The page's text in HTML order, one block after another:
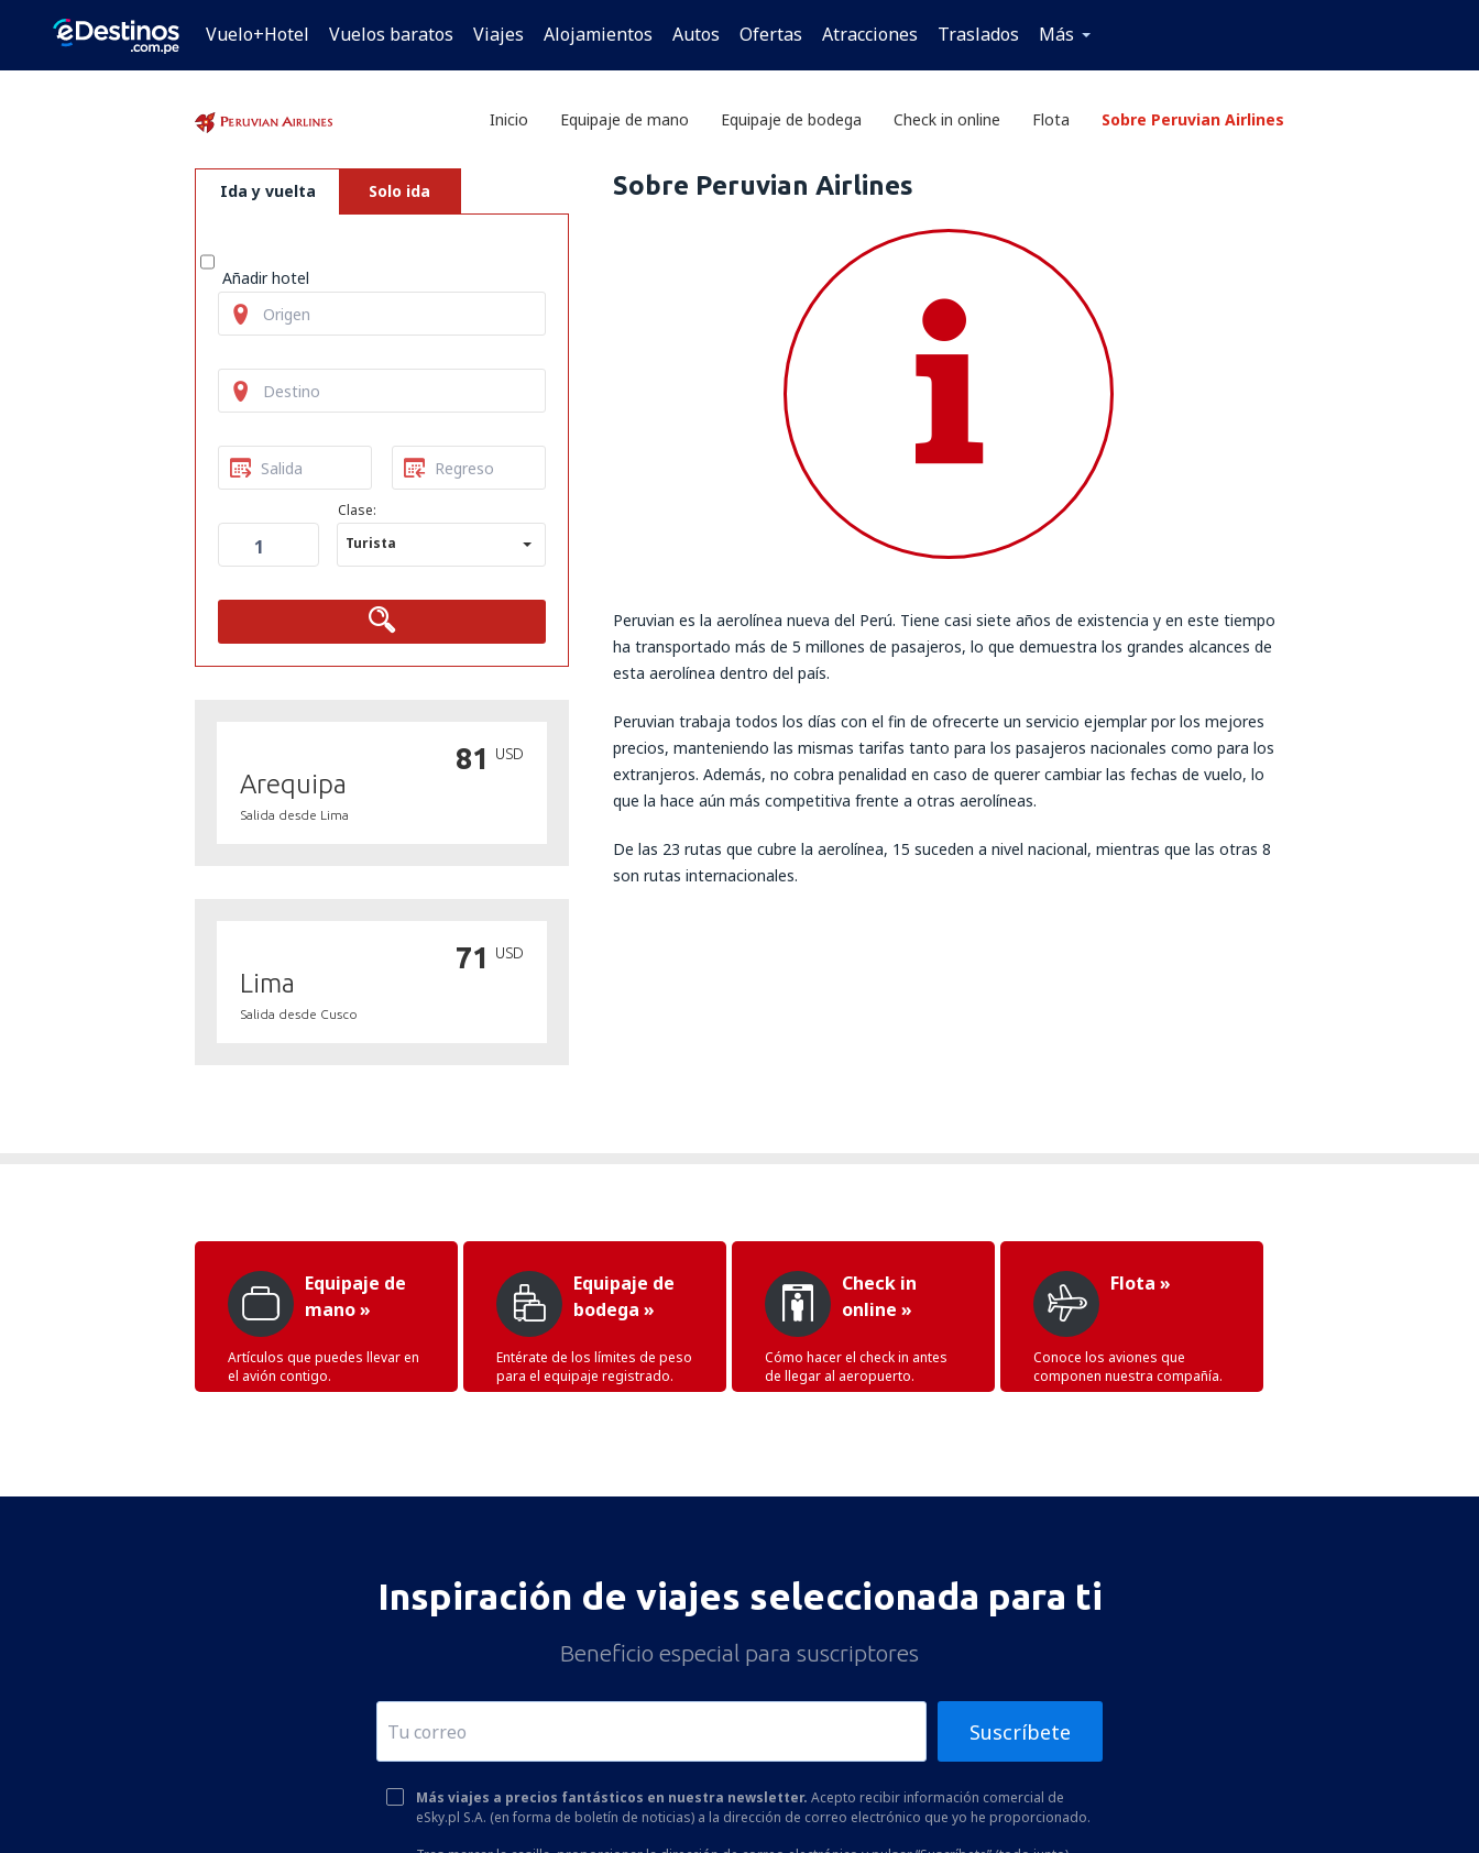
Vuelo+Hotel Vuelos baratos Viajes Alojamientos Autos Ofertas Atracciones Traslados Más
Inicio Equipaje de mano Equipaje de bodega Check in online Flota Sobre Peruvian Airlines
Ida y vuelta Solo ida
Clase:
Turista
Añadir hotel
1
Arequipa
Salida desde Lima
81 USD
Lima
Salida desde Cusco
71 USD
Sobre Peruvian Airlines
Peruvian es la aerolínea nueva del Perú. Tiene casi siete años de existencia y en este tiempo
ha transportado más de 5 millones de pasajeros, lo que demuestra los grandes alcances de
esta aerolínea dentro del país.
Peruvian trabaja todos los días con el fin de ofrecerte un servicio ejemplar por los mejores
precios, manteniendo las mismas tarifas tanto para los pasajeros nacionales como para los
extranjeros. Además, no cobra penalidad en caso de querer cambiar las fechas de vuelo, lo
que la hace aún más competitiva frente a otras aerolíneas.
De las 23 rutas que cubre la aerolínea, 15 suceden a nivel nacional, mientras que las otras 8
son rutas internacionales.
Equipaje de
mano »
Artículos que puedes llevar en
el avión contigo.
Equipaje de
bodega »
Entérate de los límites de peso
para el equipaje registrado.
Check in
online »
Cómo hacer el check in antes
de llegar al aeropuerto.
Flota »
Conoce los aviones que
componen nuestra compañía.
Inspiración de viajes seleccionada para ti
Beneficio especial para suscriptores
Suscríbete
Más viajes a precios fantásticos en nuestra newsletter. Acepto recibir información comercial de
eSky.pl S.A. (en forma de boletín de noticias) a la dirección de correo electrónico que yo he proporcionado.